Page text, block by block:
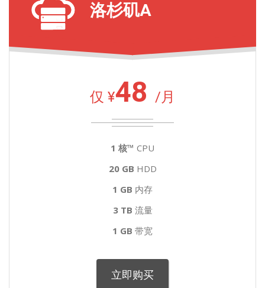
洛杉矶A
仅 ¥48 /月
1 核™ CPU
20 GB HDD
1 GB 内存
3 TB 流量
1 GB 带宽
立即购买